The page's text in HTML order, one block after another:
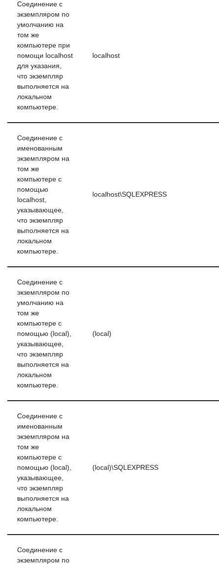
Соединение с
экземпляром по
умолчанию на
том же
компьютере при
помощи localhost
для указания,
что экземпляр
выполняется на
локальном
компьютере.
localhost
Соединение с
именованным
экземпляром на
том же
компьютере с
помощью
localhost,
указывающее,
что экземпляр
выполняется на
локальном
компьютере.
localhost\SQLEXPRESS
Соединение с
экземпляром по
умолчанию на
том же
компьютере с
помощью (local),
указывающее,
что экземпляр
выполняется на
локальном
компьютере.
(local)
Соединение с
именованным
экземпляром на
том же
компьютере с
помощью (local),
указывающее,
что экземпляр
выполняется на
локальном
компьютере.
(local)\SQLEXPRESS
Соединение с
экземпляром по